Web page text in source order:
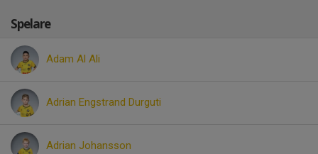
Spelare
Adam Al Ali
Adrian Engstrand Durguti
Adrian Johansson